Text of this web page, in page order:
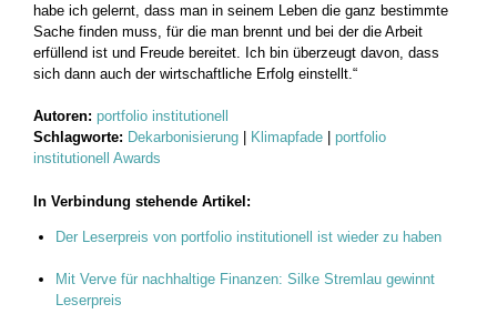
habe ich gelernt, dass man in seinem Leben die ganz bestimmte
Sache finden muss, für die man brennt und bei der die Arbeit
erfüllend ist und Freude bereitet. Ich bin überzeugt davon, dass
sich dann auch der wirtschaftliche Erfolg einstellt.“
Autoren: portfolio institutionell
Schlagworte: Dekarbonisierung Klimapfade
portfolio
institutionell Awards
In Verbindung stehende Artikel:
Der Leserpreis von portfolio institutionell ist wieder zu haben
Mit Verve für nachhaltige Finanzen: Silke Stremlau gewinnt
Leserpreis